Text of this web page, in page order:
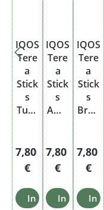
IQOS
Tere
a
Stick
s
Turq
Regulärer Preis:
7,80
€
In den Warenkorb
IQOS
Tere
a
Stick
s
Amb
Regulärer
7,80
€
In den
IQOS
Tere
a
Stick
s
Bron
7,80
€
In